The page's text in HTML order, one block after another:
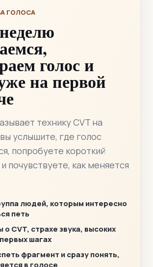
ГОЛОСА
голос и
на первой
технику CVT на
услышите, где голос
попробуете короткий
почувствуете, как меняется
людей, которым интересно
петь
о CVT, страхе звука, высоких
шагах
фрагмент и сразу понять,
в голосе